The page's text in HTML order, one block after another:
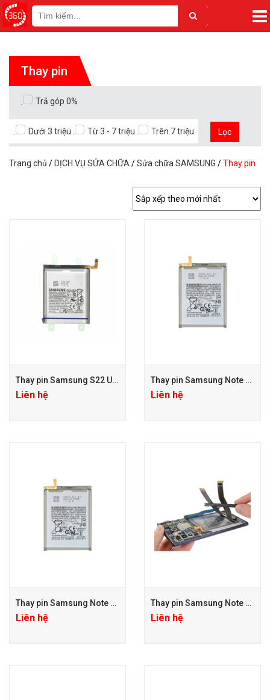
Thay pin
Trả góp 0%
Dưới 3 triệu Từ 3 - 7 triệu Trên 7 triệu Lọc
Trang chủ / DỊCH VỤ SỬA CHỮA /Sửa chữa SAMSUNG /Thay pin
Thay pin Samsung S22 Ultra
Liên hệ
Thay pin Samsung Note 20 Ultra
Liên hệ
Thay pin Samsung Note 20
Liên hệ
Thay pin Samsung Note 10 Plus
Liên hệ